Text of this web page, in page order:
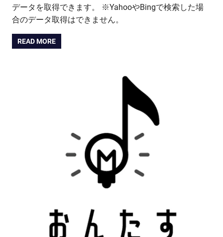
データを取得できます。 ※YahooやBingで検索した場
合のデータ取得はできません。
READ MORE